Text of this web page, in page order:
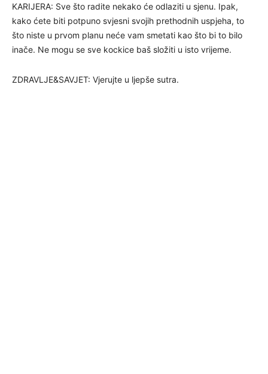
KARIJERA: Sve što radite nekako će odlaziti u sjenu. Ipak,
kako ćete biti potpuno svjesni svojih prethodnih uspjeha, to
što niste u prvom planu neće vam smetati kao što bi to bilo
inače. Ne mogu se sve kockice baš složiti u isto vrijeme.
ZDRAVLJE&SAVJET: Vjerujte u ljepše sutra.